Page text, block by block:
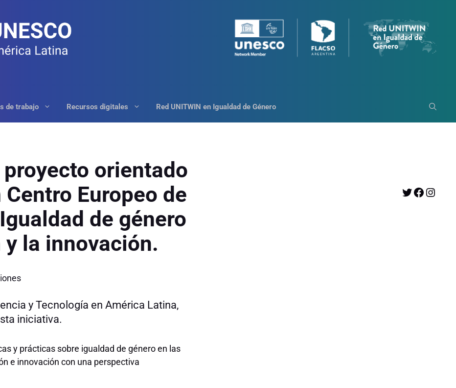
de trabajo Recursos digitales Red UNITWIN en Igualdad de Género
proyecto orientado
Europeo de
de género
la innovación.
y Tecnología en América Latina,
iniciativa.
y prácticas sobre igualdad de género en las
e innovación con una perspectiva
Twitter Facebook Instagram